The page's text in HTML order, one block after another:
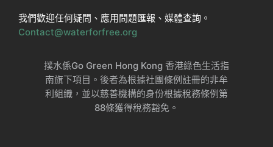
我們歡迎任何疑問、應用問題匯報、媒體查詢。
Contact@waterforfree.org
撲水係Go Green Hong Kong 香港綠色生活指
南旗下項目。後者為根據社團條例註冊的非牟
利組織，並以慈善機構的身份根據稅務條例第
88條獲得稅務豁免。